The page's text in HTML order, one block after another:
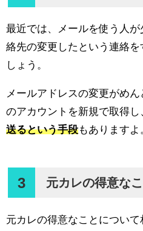
最近では、メールを使う人
絡先の変更したという連絡
しょう。
メールアドレスの変更がめ
のアカウントを新規で取得し
送るという手段もありますよ
3 元カレの得意な
元カレの得意なことについて